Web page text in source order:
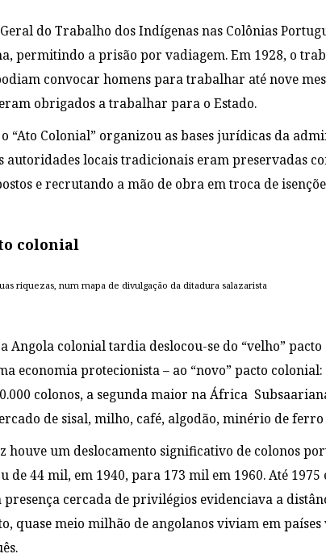
Geral do Trabalho dos Indígenas nas Colônias
permitindo a prisão por vadiagem. Em 1928, o
convocar homens para trabalhar até nove
obrigados a trabalhar para o Estado.
“Ato Colonial” organizou as bases jurídicas da
autoridades locais tradicionais eram preservadas
e recrutando a mão de obra em troca de
colonial
riquezas, num mapa de divulgação da ditadura salazarista
a Angola colonial tardia deslocou-se do “velho”
economia protecionista – ao “novo” pacto
colonos, a segunda maior na África
de sisal, milho, café, algodão, minério de ferro
houve um deslocamento significativo de colonos
de 44 mil, em 1940, para 173 mil em 1960. Até
presença cercada de privilégios evidenciava a
quase meio milhão de angolanos viviam em